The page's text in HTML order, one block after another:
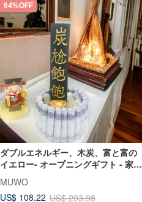
64%OFF
ダブルエネルギー、木炭、富と富の
イエロー- オープニングギフト - 家へ
の風水 - クリエイティブギフト
MUWO
US$ 108.22 US$ 293.98